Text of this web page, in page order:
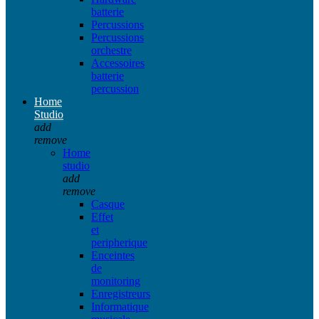
batterie
Percussions
Percussions
orchestre
Accessoires
batterie
percussion
Home
Studio
add
remove
Home
studio
add
remove
Casque
Effet
et
peripherique
Enceintes
de
monitoring
Enregistreurs
Informatique